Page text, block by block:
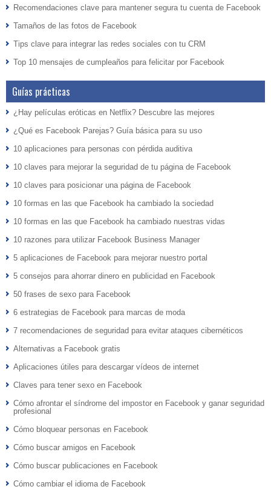
Recomendaciones clave para mantener segura tu cuenta de Facebook
Tamaños de las fotos de Facebook
Tips clave para integrar las redes sociales con tu CRM
Top 10 mensajes de cumpleaños para felicitar por Facebook
Guías prácticas
¿Hay películas eróticas en Netflix? Descubre las mejores
¿Qué es Facebook Parejas? Guía básica para su uso
10 aplicaciones para personas con pérdida auditiva
10 claves para mejorar la seguridad de tu página de Facebook
10 claves para posicionar una página de Facebook
10 formas en las que Facebook ha cambiado la sociedad
10 formas en las que Facebook ha cambiado nuestras vidas
10 razones para utilizar Facebook Business Manager
5 aplicaciones de Facebook para mejorar nuestro portal
5 consejos para ahorrar dinero en publicidad en Facebook
50 frases de sexo para Facebook
6 estrategias de Facebook para marcas de moda
7 recomendaciones de seguridad para evitar ataques cibernéticos
Alternativas a Facebook gratis
Aplicaciones útiles para descargar vídeos de internet
Claves para tener sexo en Facebook
Cómo afrontar el síndrome del impostor en Facebook y ganar seguridad
profesional
Cómo bloquear personas en Facebook
Cómo buscar amigos en Facebook
Cómo buscar publicaciones en Facebook
Cómo cambiar el idioma de Facebook